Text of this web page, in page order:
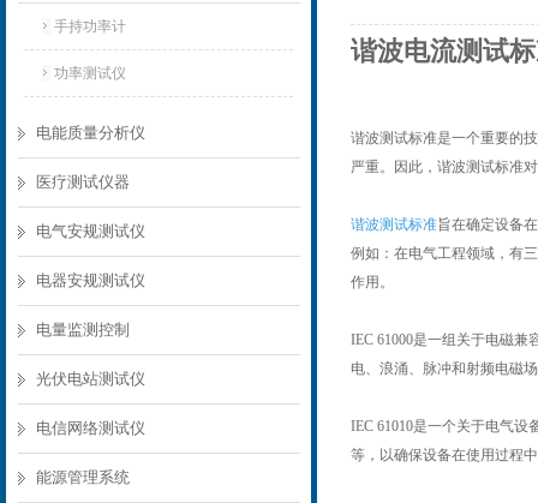
手持功率计
功率测试仪
电能质量分析仪
医疗测试仪器
电气安规测试仪
电器安规测试仪
电量监测控制
光伏电站测试仪
电信网络测试仪
能源管理系统
谐波电流测试
谐波测试标准是一个重要的
严重。因此，谐波测试标准
谐波测试标准旨在确定设备
例如：在电气工程领域，有
作用。
IEC 61000是一组关于电磁
电、浪涌、脉冲和射频电磁
IEC 61010是一个关于电气
等，以确保设备在使用过程